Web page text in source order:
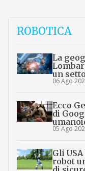
ROBOTICA
La
un
06 Ago
Ecco
di
05 Ago
Gli
robot